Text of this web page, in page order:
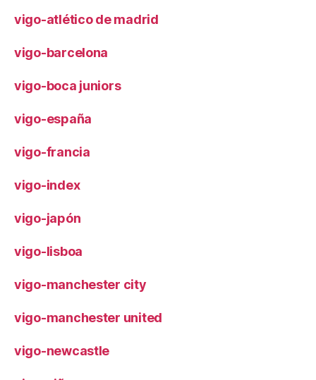
vigo-atlético de madrid
vigo-barcelona
vigo-boca juniors
vigo-españa
vigo-francia
vigo-index
vigo-japón
vigo-lisboa
vigo-manchester city
vigo-manchester united
vigo-newcastle